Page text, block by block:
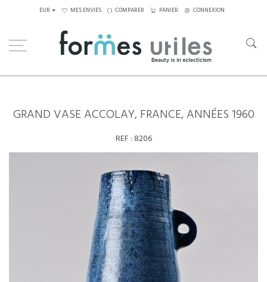
EUR MES ENVIES COMPARER PANIER CONNEXION
GRAND VASE ACCOLAY, FRANCE, ANNÉES 1960
REF : 8206